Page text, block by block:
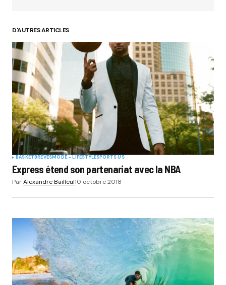
D'AUTRES ARTICLES
BASKETBRÈVESMODE - LIFESTYLESPORTS US
Express étend son partenariat avec la NBA
ParAlexandre Bailleul10 octobre 2018